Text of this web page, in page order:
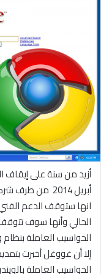
أبريل 2014
انها ستوقف الدعم
الحالي وأنها سوف
الحواسيب العاملة
إلا أن غووغل أخبرت